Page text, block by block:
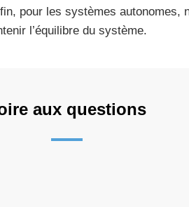
pour les systèmes autonomes,
l’équilibre du système.
aux questions